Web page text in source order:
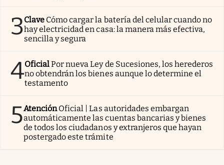
3Clave Cómo cargar la batería del celular cuando no
hay electricidad en casa: la manera más efectiva,
sencilla y segura
4OficialPor nueva Ley de Sucesiones, los herederos
no obtendrán los bienes aunque lo determine el
testamento
5AtenciónOficial | Las autoridades embargan
automáticamente las cuentas bancarias y bienes
de todos los ciudadanos y extranjeros que hayan
postergado este trámite